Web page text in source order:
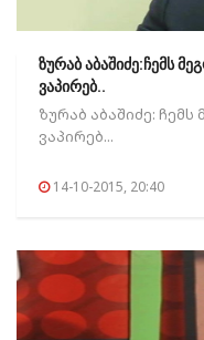
ზურაბ აბაშიძე:ჩემს
ვაპირებ..
ზურაბ აბაშიძე:
ვაპირებ...
14-10-2015, 20:40